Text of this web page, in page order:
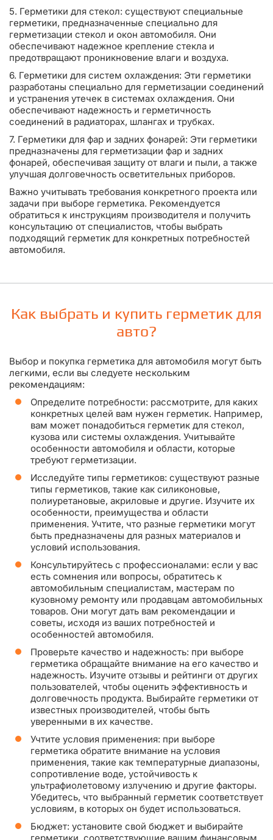
5. Герметики для стекол: существуют специальные
герметики, предназначенные специально для
герметизации стекол и окон автомобиля. Они
обеспечивают надежное крепление стекла и
предотвращают проникновение влаги и воздуха.
6. Герметики для систем охлаждения: Эти герметики
разработаны специально для герметизации соединений
и устранения утечек в системах охлаждения. Они
обеспечивают надежность и герметичность
соединений в радиаторах, шлангах и трубках.
7. Герметики для фар и задних фонарей: Эти герметики
предназначены для герметизации фар и задних
фонарей, обеспечивая защиту от влаги и пыли, а также
улучшая долговечность осветительных приборов.
Важно учитывать требования конкретного проекта или
задачи при выборе герметика. Рекомендуется
обратиться к инструкциям производителя и получить
консультацию от специалистов, чтобы выбрать
подходящий герметик для конкретных потребностей
автомобиля.
Как выбрать и купить герметик для
авто?
Выбор и покупка герметика для автомобиля могут быть
легкими, если вы следуете нескольким
рекомендациям:
Определите потребности: рассмотрите, для каких
конкретных целей вам нужен герметик. Например,
вам может понадобиться герметик для стекол,
кузова или системы охлаждения. Учитывайте
особенности автомобиля и области, которые
требуют герметизации.
Исследуйте типы герметиков: существуют разные
типы герметиков, такие как силиконовые,
полиуретановые, акриловые и другие. Изучите их
особенности, преимущества и области
применения. Учтите, что разные герметики могут
быть предназначены для разных материалов и
условий использования.
Консультируйтесь с профессионалами: если у вас
есть сомнения или вопросы, обратитесь к
автомобильным специалистам, мастерам по
кузовному ремонту или продавцам автомобильных
товаров. Они могут дать вам рекомендации и
советы, исходя из ваших потребностей и
особенностей автомобиля.
Проверьте качество и надежность: при выборе
герметика обращайте внимание на его качество и
надежность. Изучите отзывы и рейтинги от других
пользователей, чтобы оценить эффективность и
долговечность продукта. Выбирайте герметики от
известных производителей, чтобы быть
уверенными в их качестве.
Учтите условия применения: при выборе
герметика обратите внимание на условия
применения, такие как температурные диапазоны,
сопротивление воде, устойчивость к
ультрафиолетовому излучению и другие факторы.
Убедитесь, что выбранный герметик соответствует
условиям, в которых он будет использоваться.
Бюджет: установите свой бюджет и выбирайте